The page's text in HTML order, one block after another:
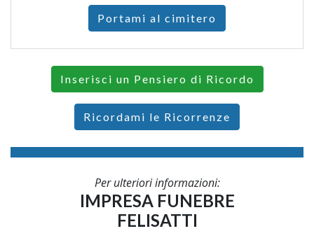
Portami al cimitero
Inserisci un Pensiero di Ricordo
Ricordami le Ricorrenze
Per ulteriori informazioni:
IMPRESA FUNEBRE
FELISATTI